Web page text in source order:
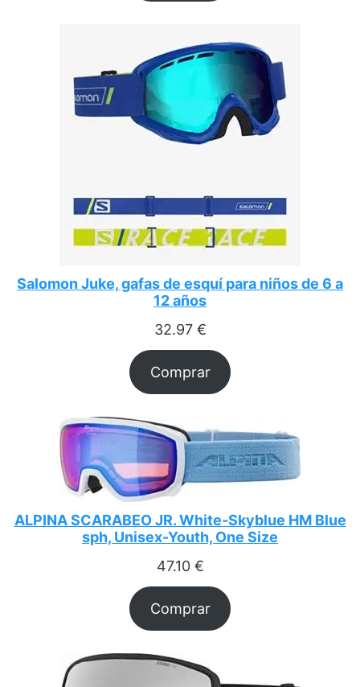
Salomon Juke, gafas de esquí para niños de 6 a
12 años
32.97 €
Comprar
ALPINA SCARABEO JR. White-Skyblue HM Blue
sph, Unisex-Youth, One Size
47.10 €
Comprar